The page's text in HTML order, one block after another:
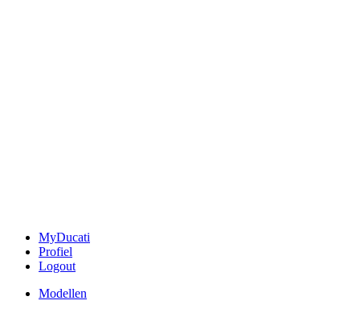
MyDucati
Profiel
Logout
Modellen